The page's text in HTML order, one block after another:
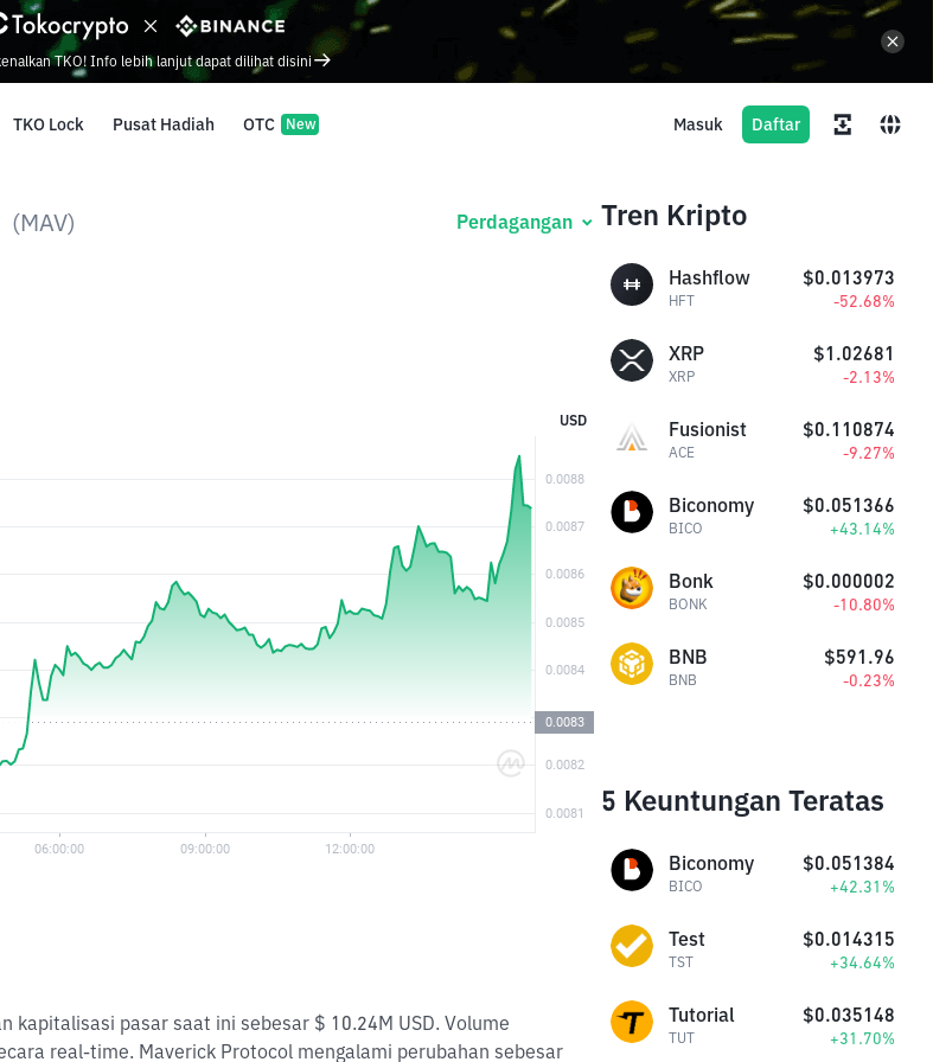
TKO Lock Pusat Hadiah OTC New Masuk Daftar
TKO! Info lebih lanjut dapat dilihat disini
(MAV) Perdagangan
USD
kapitalisasi pasar saat ini sebesar $ 10.24M USD. Volume
real-time. Maverick Protocol mengalami perubahan sebesar
Tren Kripto
Hashflow
HFT
$0.013973
-52.68%
XRP
XRP
$1.02681
-2.13%
Fusionist
ACE
$0.110874
-9.27%
Biconomy
BICO
$0.051366
+43.14%
Bonk
BONK
$0.000002
-10.80%
BNB
BNB
$591.96
-0.23%
5 Keuntungan Teratas
Biconomy
BICO
$0.051384
+42.31%
Test
TST
$0.014315
+34.64%
Tutorial
TUT
$0.035148
+31.70%